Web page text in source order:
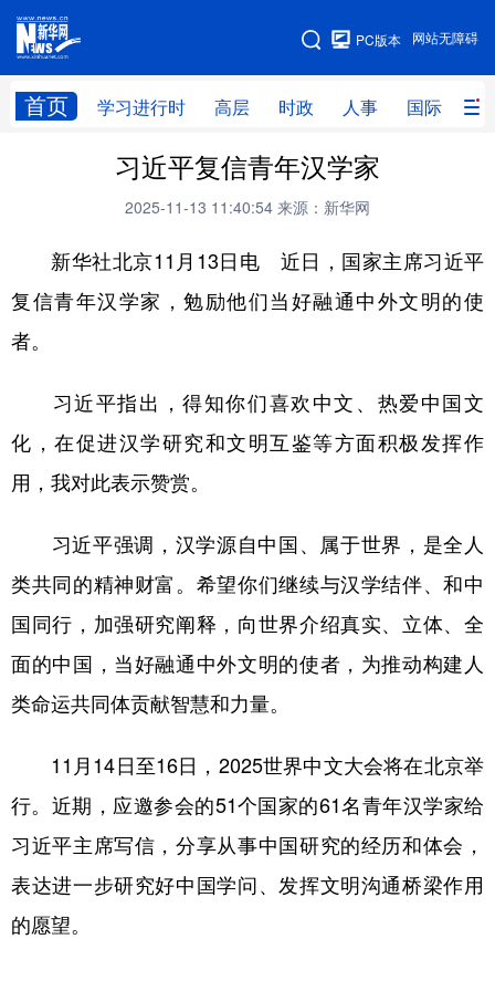
网站无障碍
PC版本
首页 学习进行时 高层 时政 人事 国际 财
网站地图
高层 时政
财经 网评
台湾 思客智库 全球连线 教育
科技 科创 量子 体育
访谈 视频 图片 政务
法律 中央文件 金融 汽车
食品 人居
学术中国 乡村振兴 银龄 溯源中国
城市 旅游 能源 会展
彩票 娱乐 时尚 悦读
公益 一带一路 亚太网 上市公司
地方频道
北京 天津 河北 山西
习近平复信青年汉学家
2025-11-13 11:40:54 来源：新华网
新华社北京11月13日电 近日，国家主席习近平
复信青年汉学家，勉励他们当好融通中外文明的使
者。
习近平指出，得知你们喜欢中文、热爱中国文
化，在促进汉学研究和文明互鉴等方面积极发挥作
用，我对此表示赞赏。
习近平强调，汉学源自中国、属于世界，是全人
类共同的精神财富。希望你们继续与汉学结伴、和中
国同行，加强研究阐释，向世界介绍真实、立体、全
面的中国，当好融通中外文明的使者，为推动构建人
类命运共同体贡献智慧和力量。
11月14日至16日，2025世界中文大会将在北京举
行。近期，应邀参会的51个国家的61名青年汉学家给
习近平主席写信，分享从事中国研究的经历和体会，
表达进一步研究好中国学问、发挥文明沟通桥梁作用
的愿望。